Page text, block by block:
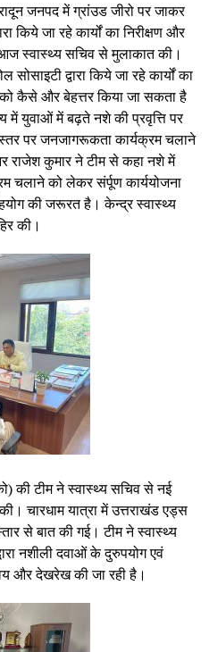
जनपद में ग्रांउड जीरो पर जाकर
किये जा रहे कार्यों का निरीक्षण और
स्वास्थ्य सचिव से मुलाकात की।
द्वारा किये जा रहे कार्यों का
कैसे और बेहत्तर किया जा सकता है
में युवाओं में बढ़ते नशे की प्रवृत्ति पर
पर जनजागरूकता कार्यक्रम चलाने
राजेश कुमार ने टीम से कहा नशे में
चलाने को लेकर संर्पूण कार्ययोजना
की जरूरत है। केन्द्र स्वास्थ्य
की।
की टीम ने स्वास्थ्य सचिव से नई
चारधाम यात्रा में उत्तराखंड एड्स
से बात की गई। टीम ने स्वास्थ्य
नशीली दवाओं के दुरुपयोग एवं
और देखरेख की जा रही है।